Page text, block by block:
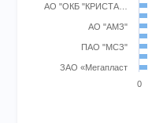
АО "ОКБ "КРИСТА…
АО "АМЗ"
ПАО "МСЗ"
ЗАО «Мегапласт
0